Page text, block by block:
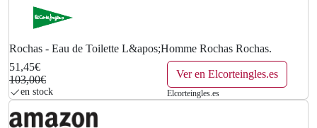
Rochas - Eau de Toilette L&apos;Homme Rochas Rochas.
51,45€
103,00€
en stock
Ver en Elcorteingles.es
Elcorteingles.es